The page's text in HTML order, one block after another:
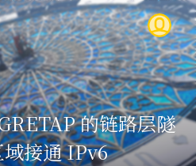
的链路层隧
接通 IPv6